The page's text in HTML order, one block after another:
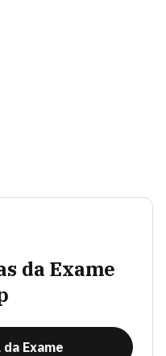
da Exame
Exame